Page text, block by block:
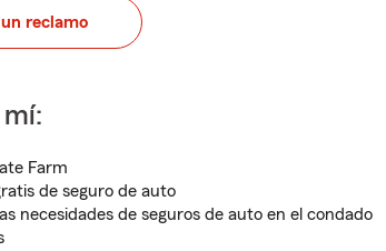
reclamo
Farm
de seguro de auto
necesidades de seguros de auto en el condado